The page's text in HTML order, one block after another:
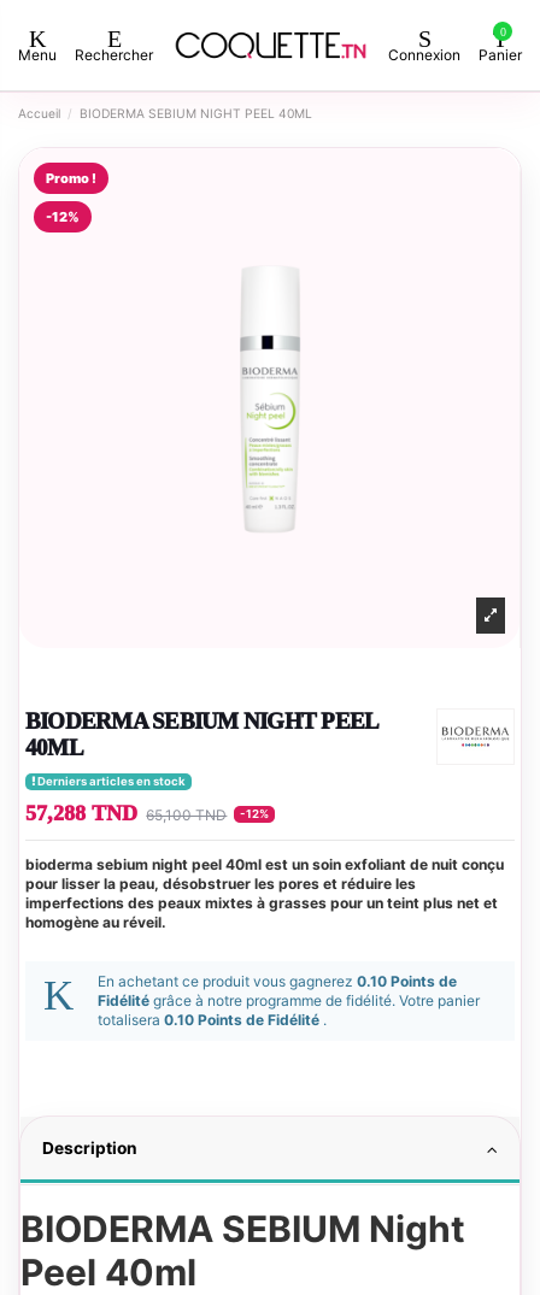
Menu Rechercher Connexion
0
Panier
Accueil BIODERMA SEBIUM NIGHT PEEL 40ML
Promo !
-12%
BIODERMA SEBIUM NIGHT PEEL
40ML
Derniers articles en stock
57,288 TND 65,100 TND -12%
bioderma sebium night peel 40ml est un soin exfoliant de nuit conçu
pour lisser la peau, désobstruer les pores et réduire les
imperfections des peaux mixtes à grasses pour un teint plus net et
homogène au réveil.
En achetant ce produit vous gagnerez 0.10 Points de
Fidélité grâce à notre programme de fidélité. Votre panier
totalisera 0.10 Points de Fidélité .
Description
BIODERMA SEBIUM Night
Peel 40ml